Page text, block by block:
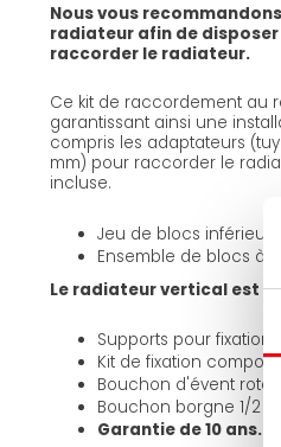
Nous vous
radiateur afin de
raccorder le radiateur.
Ce kit de raccordement au
garantissant ainsi une
compris les adaptateurs
mm) pour raccorder le
incluse.
Jeu de blocs
Ensemble de blocs à
Le radiateur vertical est
Supports pour fixation
Kit de fixation
Bouchon d'évent
Bouchon borgne 1/2
Garantie de 10 ans.